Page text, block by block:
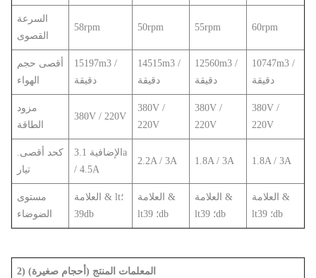
السرعة
القصوى
58rpm 50rpm 55rpm 60rpm
أقصى حجم
الهواء
15197m3 /
دقيقة
14515m3 /
دقيقة
12560m3 /
دقيقة
10747m3 /
دقيقة
مزود
الطاقة
380V / 220V
380V /
220V
380V /
220V
380V /
220V
كحد أقصى.
تيار
الإضافية 3.1a
/ 4.5A
2.2A / 3A 1.8A / 3A 1.8A / 3A
مستوى
الضوضاء
العلامة & lt؛
39db
العلامة &
lt؛ 39db
العلامة &
lt؛ 39db
العلامة &
lt؛ 39db
2) المعلمات المنتج (أحجام صغيرة)